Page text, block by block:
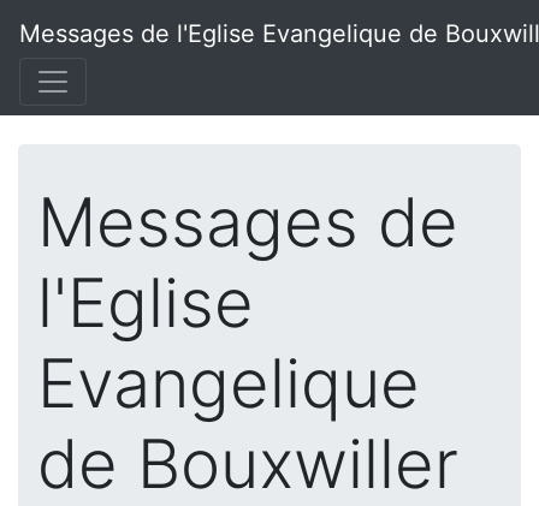
Messages de l'Eglise Evangelique de
Messages de
l'Eglise
Evangelique
de Bouxwiller